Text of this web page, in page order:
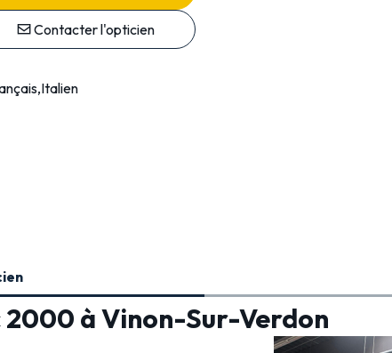
Contacter l'opticien
à Vinon-Sur-Verdon